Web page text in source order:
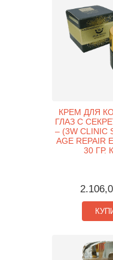
КРЕМ ДЛЯ
ГЛАЗ С
– (3W CLINIC
AGE REPAIR
30 ГР.